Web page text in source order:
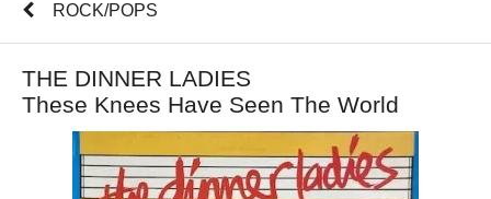
ROCK/POPS
THE DINNER LADIES
These Knees Have Seen The World